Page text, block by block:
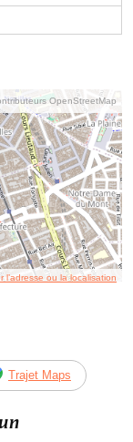
OpenStreetMap
l’adresse ou la localisation
Trajet Maps